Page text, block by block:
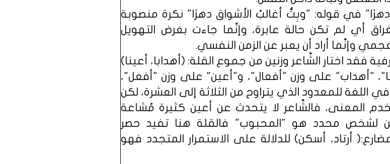
في قوله: "وبِتُّ أغالبُ الأشواق دهرًا" نكرة منصوبة
أي لم تكن حالة عابرة، وإنَّما جاءت بغرض التهويل
وإنَّما أراد أن يعبر عن الزمن النفسي.
فقد اختار الشَّاعر وزنين من جموع القلة: (أهدابا، أعينا)
"أهداب" على وزن "أفعال"، و"أعين" على وزن "أفعل"،
للمعدود الذي يتراوح من الثلاثة إلى العشرة، لكن
المعنى، فالشَّاعر لا يتحدث عن أعين كثيرة مُشاعة
لشخص محدد هو "المحبوب" فالقلة هنا تفيد حصر
أرتاد، أسكن) للدلالة على الاستمرار المتجدد فهو